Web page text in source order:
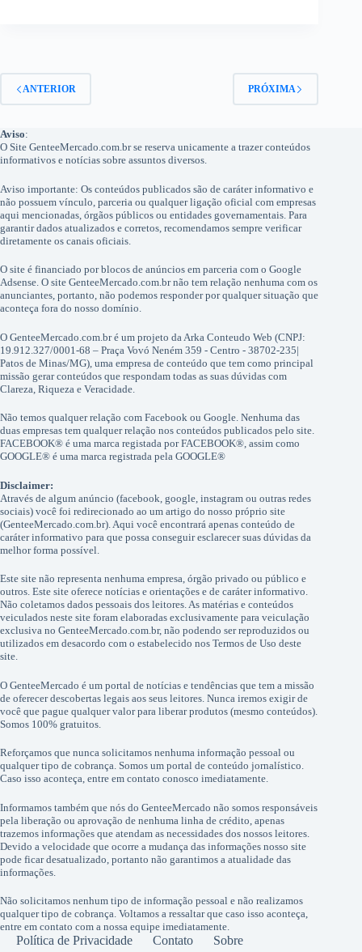
ANTERIOR PRÓXIMA
Aviso:
O Site GenteeMercado.com.br se reserva unicamente a trazer conteúdos
informativos e notícias sobre assuntos diversos.
Aviso importante: Os conteúdos publicados são de caráter informativo e
não possuem vínculo, parceria ou qualquer ligação oficial com empresas
aqui mencionadas, órgãos públicos ou entidades governamentais. Para
garantir dados atualizados e corretos, recomendamos sempre verificar
diretamente os canais oficiais.
O site é financiado por blocos de anúncios em parceria com o Google
Adsense. O site GenteeMercado.com.br não tem relação nenhuma com os
anunciantes, portanto, não podemos responder por qualquer situação que
aconteça fora do nosso domínio.
O GenteeMercado.com.br é um projeto da Arka Conteudo Web (CNPJ:
19.912.327/0001-68 – Praça Vovó Neném 359 - Centro - 38702-235|
Patos de Minas/MG), uma empresa de conteúdo que tem como principal
missão gerar conteúdos que respondam todas as suas dúvidas com
Clareza, Riqueza e Veracidade.
Não temos qualquer relação com Facebook ou Google. Nenhuma das
duas empresas tem qualquer relação nos conteúdos publicados pelo site.
FACEBOOK® é uma marca registada por FACEBOOK®, assim como
GOOGLE® é uma marca registrada pela GOOGLE®
Disclaimer:
Através de algum anúncio (facebook, google, instagram ou outras redes
sociais) você foi redirecionado ao um artigo do nosso próprio site
(GenteeMercado.com.br). Aqui você encontrará apenas conteúdo de
caráter informativo para que possa conseguir esclarecer suas dúvidas da
melhor forma possível.
Este site não representa nenhuma empresa, órgão privado ou público e
outros. Este site oferece notícias e orientações e de caráter informativo.
Não coletamos dados pessoais dos leitores. As matérias e conteúdos
veiculados neste site foram elaboradas exclusivamente para veiculação
exclusiva no GenteeMercado.com.br, não podendo ser reproduzidos ou
utilizados em desacordo com o estabelecido nos Termos de Uso deste
site.
O GenteeMercado é um portal de notícias e tendências que tem a missão
de oferecer descobertas legais aos seus leitores. Nunca iremos exigir de
você que pague qualquer valor para liberar produtos (mesmo conteúdos).
Somos 100% gratuitos.
Reforçamos que nunca solicitamos nenhuma informação pessoal ou
qualquer tipo de cobrança. Somos um portal de conteúdo jornalístico.
Caso isso aconteça, entre em contato conosco imediatamente.
Informamos também que nós do GenteeMercado não somos responsáveis
pela liberação ou aprovação de nenhuma linha de crédito, apenas
trazemos informações que atendam as necessidades dos nossos leitores.
Devido a velocidade que ocorre a mudança das informações nosso site
pode ficar desatualizado, portanto não garantimos a atualidade das
informações.
Não solicitamos nenhum tipo de informação pessoal e não realizamos
qualquer tipo de cobrança. Voltamos a ressaltar que caso isso aconteça,
entre em contato com a nossa equipe imediatamente.
Política de Privacidade Contato Sobre